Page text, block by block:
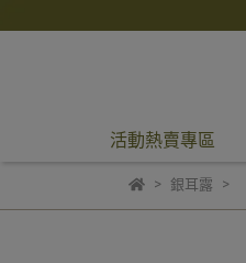
活動熱賣專區
銀耳露